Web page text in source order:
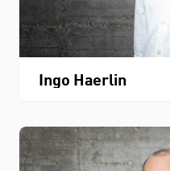
Ingo Haerlin